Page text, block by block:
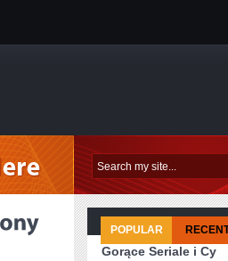
POPULAR
Gorące Seriale i Cy